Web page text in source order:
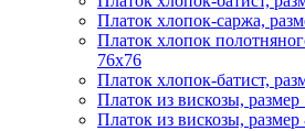
Платок хлопок-саржа,
Платок хлопок
76х76
Платок хлопок-батист,
Платок из вискозы, размер
Платок из вискозы, размер